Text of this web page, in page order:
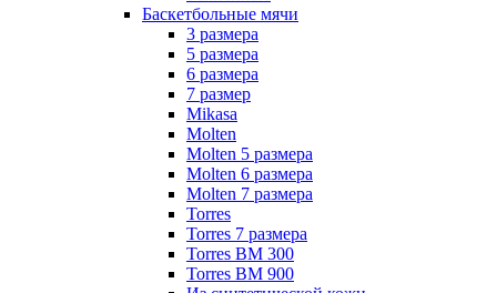
Баскетбольные мячи
3 размера
5 размера
6 размера
7 размер
Mikasa
Molten
Molten 5 размера
Molten 6 размера
Molten 7 размера
Torres
Torres 7 размера
Torres BM 300
Torres BM 900